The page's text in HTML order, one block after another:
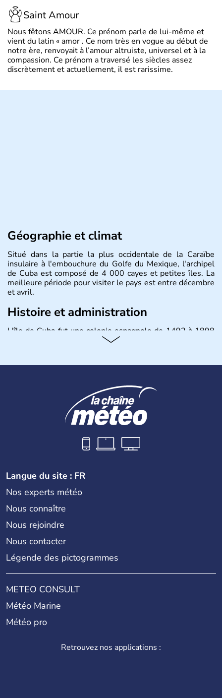
Saint Amour
Nous fêtons AMOUR. Ce prénom parle de lui-même et
vient du latin « amor . Ce nom très en vogue au début de
notre ère, renvoyait à l’amour altruiste, universel et à la
compassion. Ce prénom a traversé les siècles assez
discrètement et actuellement, il est rarissime.
Géographie et climat
Situé dans la partie la plus occidentale de la Caraïbe
insulaire à l'embouchure du Golfe du Mexique, l'archipel
de Cuba est composé de 4 000 cayes et petites îles. La
meilleure période pour visiter le pays est entre décembre
et avril.
Histoire et administration
L'île de Cuba fut une colonie espagnole de 1492 à 1898
puis un Territoire des Etats-Unis jusqu'en 1902. Le 17
dirigé par le Parti communiste. Le pays est cependant
Aujourd'hui, l'embargo américain a été assoupli et le
tourisme bat son plein à Cuba.
Langue du site : FR
Nos experts météo
Nous connaître
Nous rejoindre
Nous contacter
Légende des pictogrammes
METEO CONSULT
Météo Marine
Météo pro
Retrouvez nos applications :